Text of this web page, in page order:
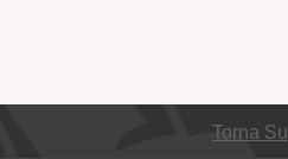
Torna Su